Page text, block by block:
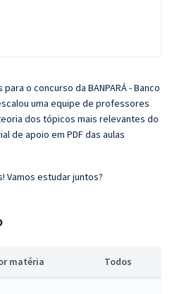
o concurso da BANPARÁ - Banco
uma equipe de professores
dos tópicos mais relevantes do
de apoio em PDF das aulas
Vamos estudar juntos?
matéria Todos